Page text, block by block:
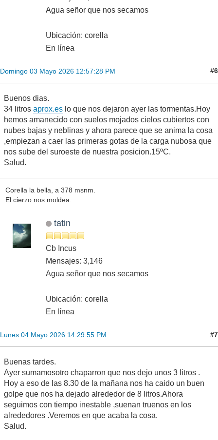
Agua señor que nos secamos
Ubicación: corella
En línea
Domingo 03 Mayo 2026 12:57:28 PM #6
Buenos dias.
34 litros aprox.es lo que nos dejaron ayer las tormentas.Hoy
hemos amanecido con suelos mojados cielos cubiertos con
nubes bajas y neblinas y ahora parece que se anima la cosa
,empiezan a caer las primeras gotas de la carga nubosa que
nos sube del suroeste de nuestra posicion.15ºC.
Salud.
Corella la bella, a 378 msnm.
El cierzo nos moldea.
tatin
Cb Incus
Mensajes: 3,146
Agua señor que nos secamos
Ubicación: corella
En línea
Lunes 04 Mayo 2026 14:29:55 PM #7
Buenas tardes.
Ayer sumamosotro chaparron que nos dejo unos 3 litros .
Hoy a eso de las 8.30 de la mañana nos ha caido un buen
golpe que nos ha dejado alrededor de 8 litros.Ahora
seguimos con tiempo inestable ,suenan truenos en los
alrededores .Veremos en que acaba la cosa.
Salud.